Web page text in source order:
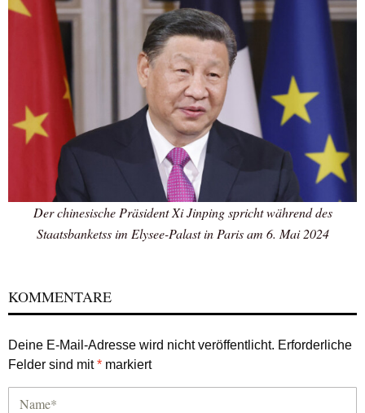
Der chinesische Präsident Xi Jinping spricht während des
Staatsbanketss im Elysee-Palast in Paris am 6. Mai 2024
KOMMENTARE
Deine E-Mail-Adresse wird nicht veröffentlicht. Erforderliche
Felder sind mit* markiert